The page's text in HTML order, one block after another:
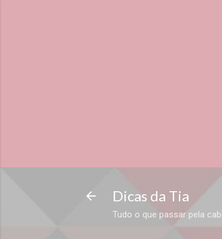
Dicas da Tia
Tudo o que passar pela